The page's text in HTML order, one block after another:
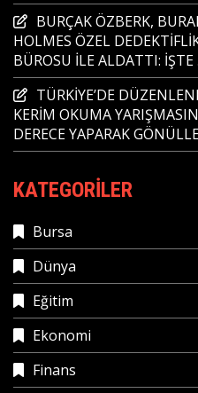
BURÇAK ÖZBERK,
HOLMES ÖZEL
BÜROSU İLE ALDATTI:
TÜRKİYE’DE
KERİM OKUMA
DERECE YAPARAK
KATEGORILER
Bursa
Dünya
Eğitim
Ekonomi
Finans